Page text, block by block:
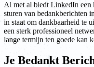
Al met al biedt LinkedIn een
sturen van bedankberichten
in staat om dankbaarheid te
een sterk professioneel
lange termijn ten goede kan
Je Bedankt